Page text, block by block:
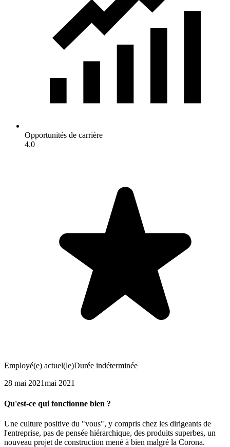
Opportunités de carrière
4.0
Employé(e) actuel(le)Durée indéterminée
28 mai 2021mai 2021
Qu'est-ce qui fonctionne bien ?
Une culture positive du "vous", y compris chez les dirigeants de
l'entreprise, pas de pensée hiérarchique, des produits superbes, un
nouveau projet de construction mené à bien malgré la Corona.